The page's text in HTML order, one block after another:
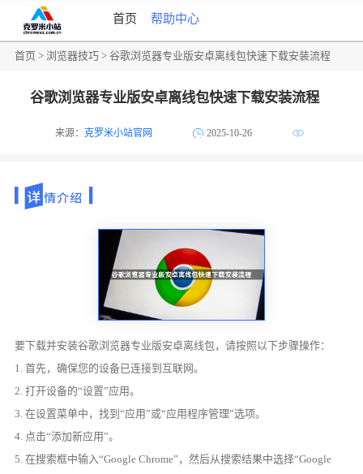
首页 帮助中心
首页 >浏览器技巧 > 谷歌浏览器专业版安卓离线包快速下载安装流程
谷歌浏览器专业版安卓离线包快速下载安装流程
来源：克罗米小站官网 2025-10-26
要下载并安装谷歌浏览器专业版安卓离线包，请按照以下步骤操作：
1. 首先，确保您的设备已连接到互联网。
2. 打开设备的“设置”应用。
3. 在设置菜单中，找到“应用”或“应用程序管理”选项。
4. 点击“添加新应用”。
5. 在搜索框中输入“Google Chrome”，然后从搜索结果中选择“Google